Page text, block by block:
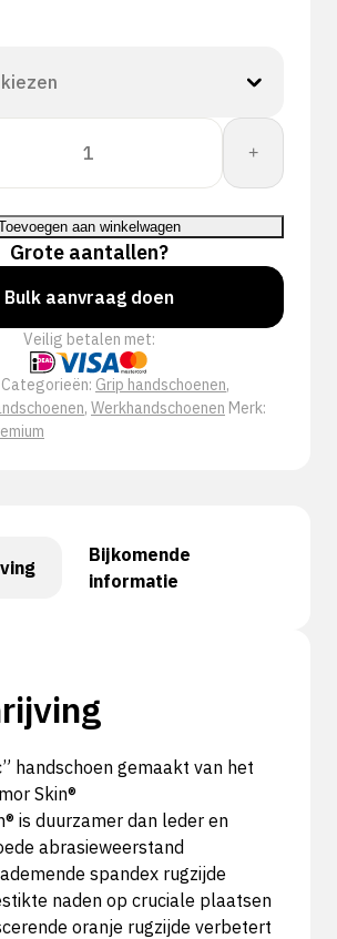
+
aan winkelwagen
Grote aantallen?
Bulk aanvraag doen
Veilig betalen met:
Categorieën: Grip handschoenen,
, Werkhandschoenen Merk:
Bijkomende
informatie
handschoen gemaakt van het
Skin®
is duurzamer dan leder en
abrasieweerstand
spandex rugzijde
naden op cruciale plaatsen
oranje rugzijde verbetert